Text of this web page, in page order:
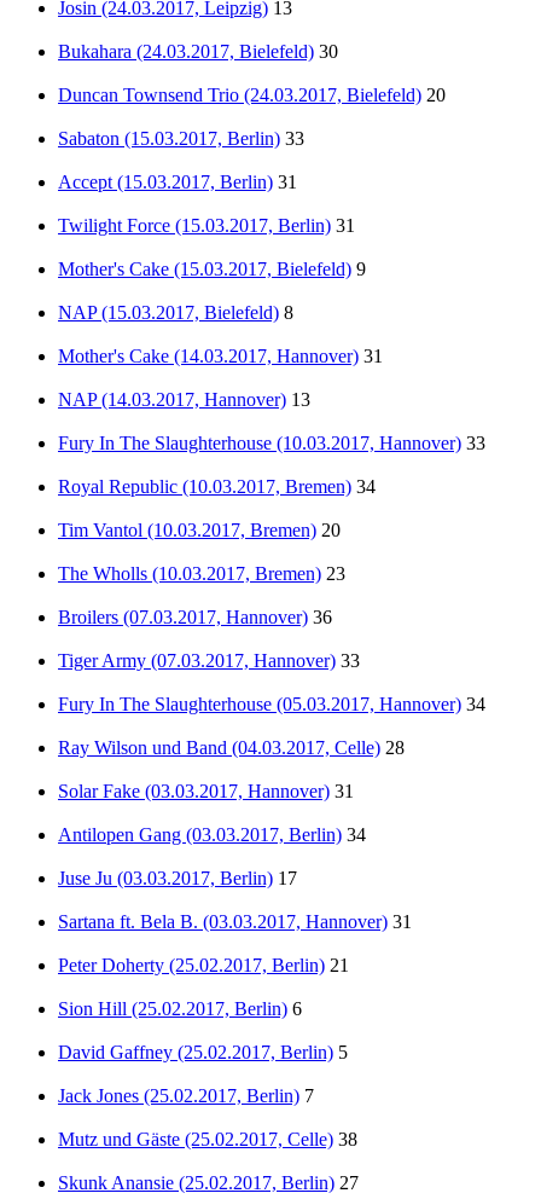
Josin (24.03.2017, Leipzig) 13
Bukahara (24.03.2017, Bielefeld) 30
Duncan Townsend Trio (24.03.2017, Bielefeld) 20
Sabaton (15.03.2017, Berlin) 33
Accept (15.03.2017, Berlin) 31
Twilight Force (15.03.2017, Berlin) 31
Mother's Cake (15.03.2017, Bielefeld) 9
NAP (15.03.2017, Bielefeld) 8
Mother's Cake (14.03.2017, Hannover) 31
NAP (14.03.2017, Hannover) 13
Fury In The Slaughterhouse (10.03.2017, Hannover) 33
Royal Republic (10.03.2017, Bremen) 34
Tim Vantol (10.03.2017, Bremen) 20
The Wholls (10.03.2017, Bremen) 23
Broilers (07.03.2017, Hannover) 36
Tiger Army (07.03.2017, Hannover) 33
Fury In The Slaughterhouse (05.03.2017, Hannover) 34
Ray Wilson und Band (04.03.2017, Celle) 28
Solar Fake (03.03.2017, Hannover) 31
Antilopen Gang (03.03.2017, Berlin) 34
Juse Ju (03.03.2017, Berlin) 17
Sartana ft. Bela B. (03.03.2017, Hannover) 31
Peter Doherty (25.02.2017, Berlin) 21
Sion Hill (25.02.2017, Berlin) 6
David Gaffney (25.02.2017, Berlin) 5
Jack Jones (25.02.2017, Berlin) 7
Mutz und Gäste (25.02.2017, Celle) 38
Skunk Anansie (25.02.2017, Berlin) 27